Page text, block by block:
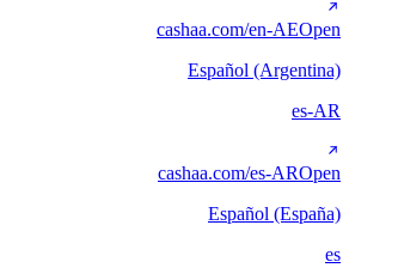
cashaa.com/en-AEOpen
Español (Argentina)
es-AR
cashaa.com/es-AROpen
Español (España)
es